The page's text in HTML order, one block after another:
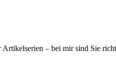
Artikelserien – bei mir sind Sie